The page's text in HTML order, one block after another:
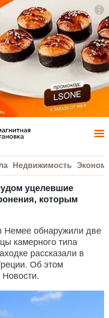
Недвижимость
уцелевшие
которым
Немее обнаружили две
камерного типа
рассказали в
Об этом